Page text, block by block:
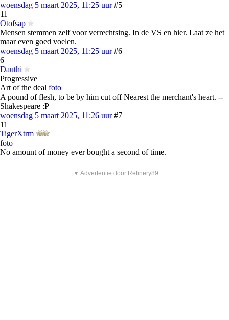
woensdag 5 maart 2025, 11:25 uur #5
11
Otofsap
Mensen stemmen zelf voor verrechtsing. In de VS en hier. Laat ze het
maar even goed voelen.
woensdag 5 maart 2025, 11:25 uur #6
6
Dauthi
Progressive
Art of the deal foto
A pound of flesh, to be by him cut off Nearest the merchant's heart. --
Shakespeare :P
woensdag 5 maart 2025, 11:26 uur #7
11
TigerXtrm
foto
No amount of money ever bought a second of time.
▼ Advertentie door Refinery89